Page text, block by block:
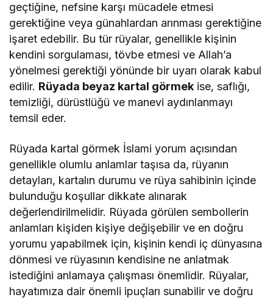
geçtiğine, nefsine karşı mücadele etmesi
gerektiğine veya günahlardan arınması gerektiğine
işaret edebilir. Bu tür rüyalar, genellikle kişinin
kendini sorgulaması, tövbe etmesi ve Allah’a
yönelmesi gerektiği yönünde bir uyarı olarak kabul
edilir. Rüyada beyaz kartal görmek ise, saflığı,
temizliği, dürüstlüğü ve manevi aydınlanmayı
temsil eder.
Rüyada kartal görmek İslami yorum açısından
genellikle olumlu anlamlar taşısa da, rüyanın
detayları, kartalın durumu ve rüya sahibinin içinde
bulunduğu koşullar dikkate alınarak
değerlendirilmelidir. Rüyada görülen sembollerin
anlamları kişiden kişiye değişebilir ve en doğru
yorumu yapabilmek için, kişinin kendi iç dünyasına
dönmesi ve rüyasının kendisine ne anlatmak
istediğini anlamaya çalışması önemlidir. Rüyalar,
hayatımıza dair önemli ipuçları sunabilir ve doğru